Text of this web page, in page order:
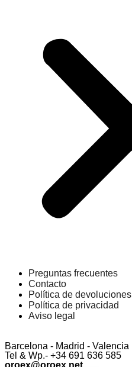
Preguntas frecuentes
Contacto
Política de devoluciones
Política de privacidad
Aviso legal
Barcelona - Madrid - Valencia
Tel & Wp.- +34 691 636 585
oroex@oroex.net